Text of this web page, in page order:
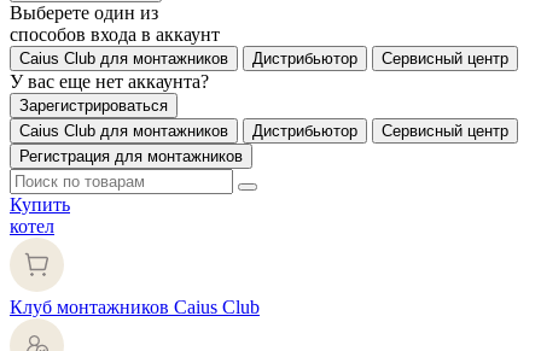
Выберете один из
способов входа в аккаунт
Caius Club для монтажников Дистрибьютор Сервисный центр
У вас еще нет аккаунта?
Зарегистрироваться
Caius Club для монтажников
Дистрибьютор
Сервисный центр
Регистрация для монтажников
Купить
котел
Клуб монтажников Caius Club